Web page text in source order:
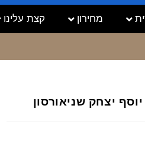
מחירון קצת עלינו